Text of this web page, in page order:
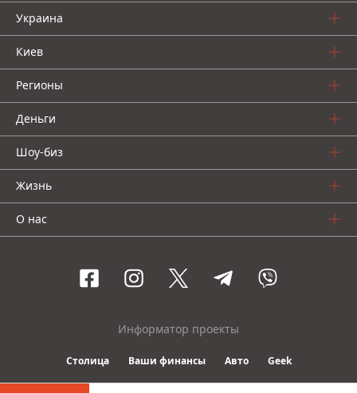
Украина
Киев
Регионы
Деньги
Шоу-биз
Жизнь
О нас
Информатор проекты
Столица Ваши финансы Авто Geek